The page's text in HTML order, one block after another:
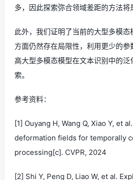
多，因此探索弥合领域差距的方法将
此外，我们证明了当前的大型多模态
方面仍然存在局限性，利用更少的参
高大型多模态模型在文本识别中的泛
索。
参考资料：
[1] Ouyang H, Wang Q, Xiao Y, et
deformation fields for temporally
processing[c]. CVPR, 2024
[2] Shi Y, Peng D, Liao W, et al.